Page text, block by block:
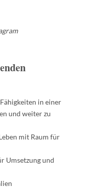
in einer
und weiter zu
mit Raum für
Umsetzung und